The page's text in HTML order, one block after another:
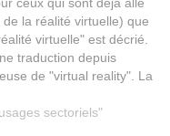
la réalité virtuelle) que
virtuelle" est décrié.
traduction depuis
de "virtual reality". La
en anglais n'est pas
sectoriels"